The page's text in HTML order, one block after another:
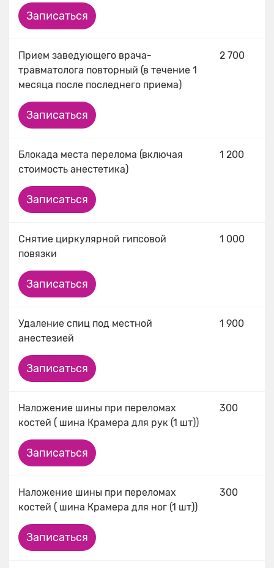
Записаться
Прием заведующего врача-
травматолога повторный (в течение 1
месяца после последнего приема)
2 700
Записаться
Блокада места перелома (включая
стоимость анестетика)
1 200
Записаться
Снятие циркулярной гипсовой
повязки
1 000
Записаться
Удаление спиц под местной
анестезией
1 900
Записаться
Наложение шины при переломах
костей ( шина Крамера для рук (1 шт))
300
Записаться
Наложение шины при переломах
костей ( шина Крамера для ног (1 шт))
300
Записаться